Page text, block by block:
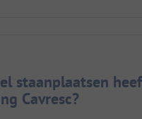
staanplaatsen
Cavresc?